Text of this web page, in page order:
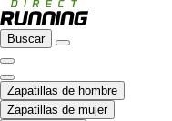
Buscar
Zapatillas de hombre
Zapatillas de mujer